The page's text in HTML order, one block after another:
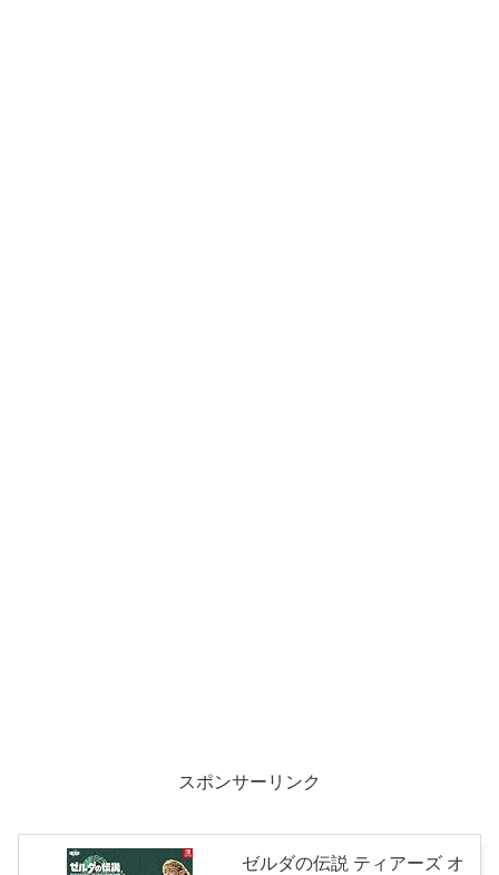
スポンサーリンク
ゼルダの伝説 ティアーズ オ